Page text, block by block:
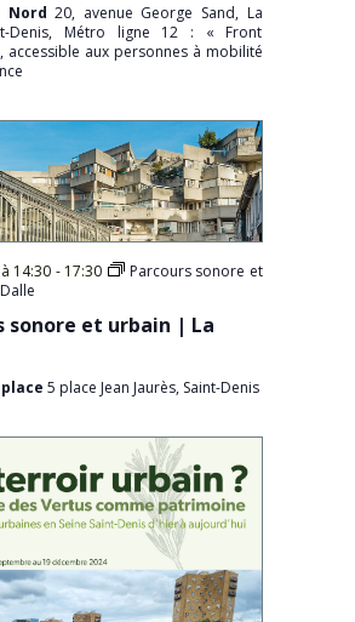
Nord20, avenue George Sand, La
Denis, Métro ligne 12 : « Front
accessible aux personnes à mobilité
14:30 - 17:30
Parcours sonore et
sonore et urbain | La
5 place Jean Jaurès, Saint-Denis